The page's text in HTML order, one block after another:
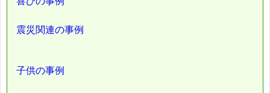
震災関連の事例
子供の事例